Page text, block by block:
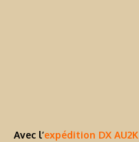
Avec l’expédition DX AU2K